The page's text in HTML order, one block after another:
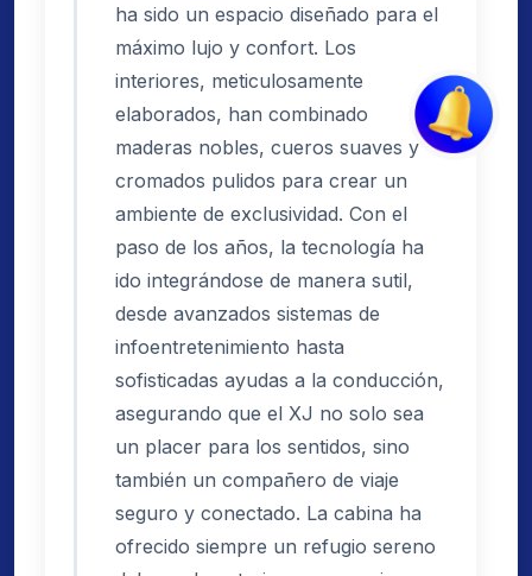
ha sido un espacio diseñado para el
máximo lujo y confort. Los
interiores, meticulosamente
elaborados, han combinado
maderas nobles, cueros suaves y
cromados pulidos para crear un
ambiente de exclusividad. Con el
paso de los años, la tecnología ha
ido integrándose de manera sutil,
desde avanzados sistemas de
infoentretenimiento hasta
sofisticadas ayudas a la conducción,
asegurando que el XJ no solo sea
un placer para los sentidos, sino
también un compañero de viaje
seguro y conectado. La cabina ha
ofrecido siempre un refugio sereno